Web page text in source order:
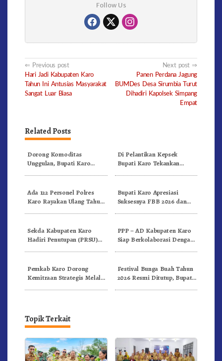
Follow Us
Post
navigation
Previous post
Hari Jadi Kabupaten Karo
Tahun Ini Antusias Masyarakat
Sangat Luar Biasa
Next post
Panen Perdana Jagung
BUMDes Desa Sirumbia Turut
Dihadiri Kapolsek Simpang
Empat
Related Posts
Dorong Komoditas
Unggulan, Bupati Karo
Di Pelantikan Kepsek
Bupati Karo Tekankan
Ada 122 Personel Polres
Karo Rayakan Ulang Tahun
Bupati Karo Apresiasi
Suksesnya FBB 2026 dan
Sekda Kabupaten Karo
Hadiri Penutupan (PRSU)
PPP – AD Kabupaten Karo
Siap Berkolaborasi Dengan
Pemkab Karo Dorong
Kemitraan Strategis Melalui
Festival Bunga Buah Tahun
2026 Resmi Ditutup, Bupati
Topik Terkait